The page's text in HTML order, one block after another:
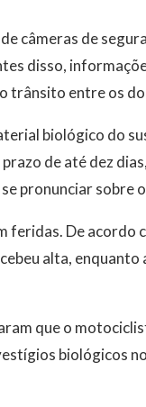
câmeras de
disso,
trânsito entre os
biológico do
de até dez
pronunciar sobre
feridas. De acordo
alta, enquanto
que o
biológicos